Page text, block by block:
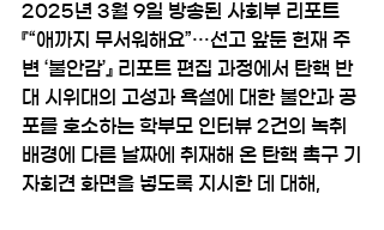
2025년 3월 9일 방송된 사회부 리포트
『“애까지 무서워해요”…선고 앞둔 헌재 주
변 ‘불안감’』 리포트 편집 과정에서 탄핵 반
대 시위대의 고성과 욕설에 대한 불안과 공
포를 호소하는 학부모 인터뷰 2건의 녹취
배경에 다른 날짜에 취재해 온 탄핵 촉구 기
자회견 화면을 넣도록 지시한 데 대해,